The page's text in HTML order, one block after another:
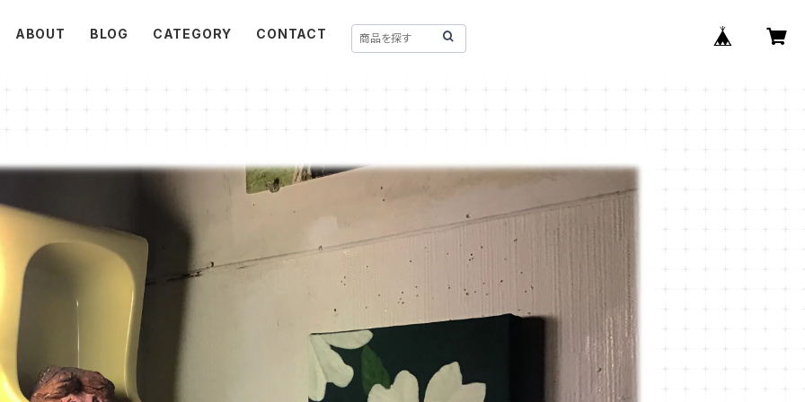
ABOUT BLOG CATEGORY CONTACT